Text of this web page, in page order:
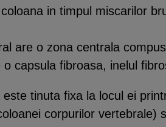
in timpul miscarilor
are o zona centrala
capsula fibroasa, inelul
tinuta fixa la locul ei
corpurilor vertebrale)